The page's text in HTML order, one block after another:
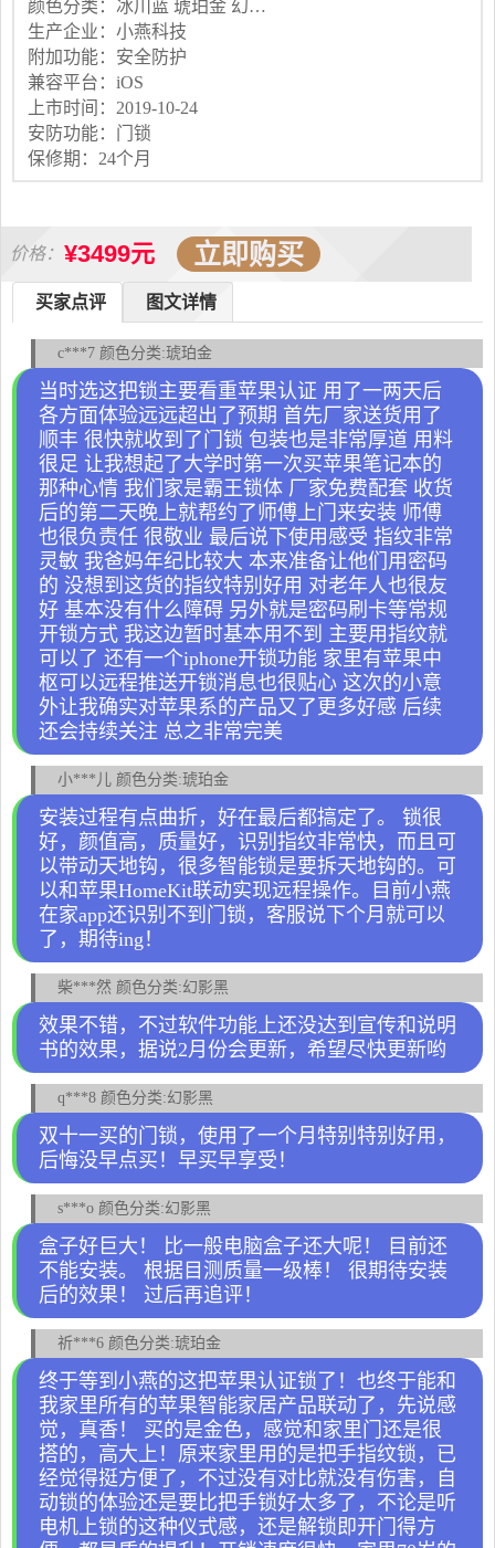
颜色分类：冰川蓝 琥珀金 幻影黑
生产企业：小燕科技
附加功能：安全防护
兼容平台：iOS
上市时间：2019-10-24
安防功能：门锁
保修期：24个月
价格： ¥3499元 立即购买
图文详情
买家点评
c***7 颜色分类:琥珀金
当时选这把锁主要看重苹果认证 用了一两天后
各方面体验远远超出了预期 首先厂家送货用了
顺丰 很快就收到了门锁 包装也是非常厚道 用料
很足 让我想起了大学时第一次买苹果笔记本的
那种心情 我们家是霸王锁体 厂家免费配套 收货
后的第二天晚上就帮约了师傅上门来安装 师傅
也很负责任 很敬业 最后说下使用感受 指纹非常
灵敏 我爸妈年纪比较大 本来准备让他们用密码
的 没想到这货的指纹特别好用 对老年人也很友
好 基本没有什么障碍 另外就是密码刷卡等常规
开锁方式 我这边暂时基本用不到 主要用指纹就
可以了 还有一个iphone开锁功能 家里有苹果中
枢可以远程推送开锁消息也很贴心 这次的小意
外让我确实对苹果系的产品又了更多好感 后续
还会持续关注 总之非常完美
小***儿 颜色分类:琥珀金
安装过程有点曲折，好在最后都搞定了。 锁很
好，颜值高，质量好，识别指纹非常快，而且可
以带动天地钩，很多智能锁是要拆天地钩的。可
以和苹果HomeKit联动实现远程操作。目前小燕
在家app还识别不到门锁，客服说下个月就可以
了，期待ing！
柴***然 颜色分类:幻影黑
效果不错，不过软件功能上还没达到宣传和说明
书的效果，据说2月份会更新，希望尽快更新哟
q***8 颜色分类:幻影黑
双十一买的门锁，使用了一个月特别特别好用，
后悔没早点买！早买早享受！
s***o 颜色分类:幻影黑
盒子好巨大！ 比一般电脑盒子还大呢！ 目前还
不能安装。 根据目测质量一级棒！ 很期待安装
后的效果！ 过后再追评！
祈***6 颜色分类:琥珀金
终于等到小燕的这把苹果认证锁了！也终于能和
我家里所有的苹果智能家居产品联动了，先说感
觉，真香！ 买的是金色，感觉和家里门还是很
搭的，高大上！原来家里用的是把手指纹锁，已
经觉得挺方便了，不过没有对比就没有伤害，自
动锁的体验还是要比把手锁好太多了，不论是听
电机上锁的这种仪式感，还是解锁即开门得方